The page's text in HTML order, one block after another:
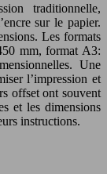
traditionnelle,
sur le papier.
Les formats
mm, format A3:
Une
l’impression et
offset ont souvent
et les dimensions
instructions.